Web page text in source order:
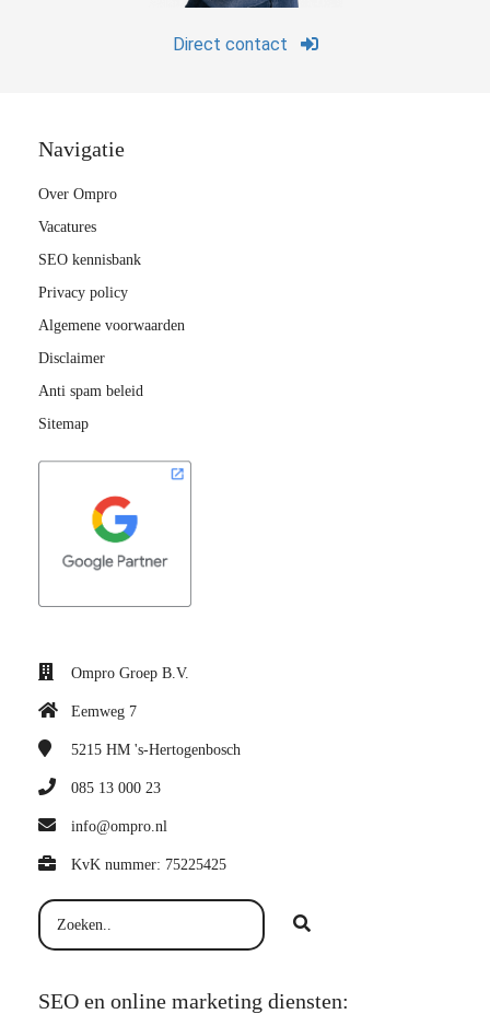
Direct contact
Navigatie
Over Ompro
Vacatures
SEO kennisbank
Privacy policy
Algemene voorwaarden
Disclaimer
Anti spam beleid
Sitemap
Ompro Groep B.V.
Eemweg 7
5215 HM 's-Hertogenbosch
085 13 000 23
info@ompro.nl
KvK nummer: 75225425
SEO en online marketing diensten: